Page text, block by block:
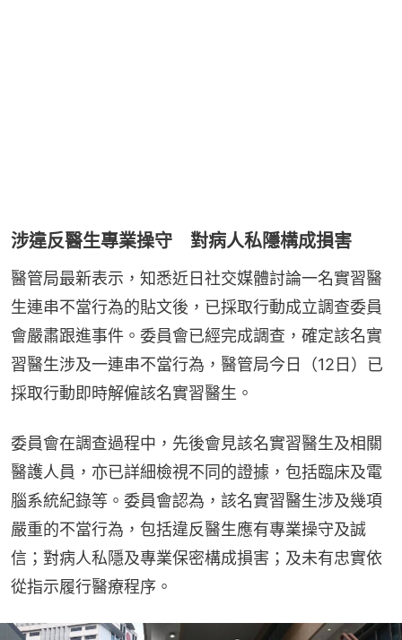
涉違反醫生專業操守 對病人私隱構成損害
醫管局最新表示，知悉近日社交媒體討論一名實習醫
生連串不當行為的貼文後，已採取行動成立調查委員
會嚴肅跟進事件。委員會已經完成調查，確定該名實
習醫生涉及一連串不當行為，醫管局今日（12日）已
採取行動即時解僱該名實習醫生。
委員會在調查過程中，先後會見該名實習醫生及相關
醫護人員，亦已詳細檢視不同的證據，包括臨床及電
腦系統紀錄等。委員會認為，該名實習醫生涉及幾項
嚴重的不當行為，包括違反醫生應有專業操守及誠
信；對病人私隱及專業保密構成損害；及未有忠實依
從指示履行醫療程序。